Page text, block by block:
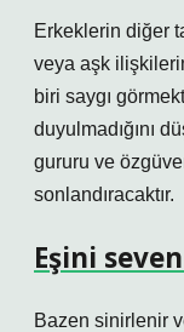
Erkeklerin diğer
veya aşk
biri saygı
duyulmadığını
gururu ve
sonlandıracaktır.
Eşini
Bazen sinirlenir